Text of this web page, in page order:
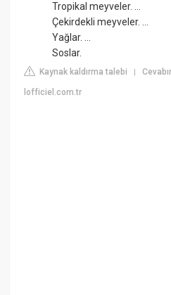
Tropikal meyveler. ...
Çekirdekli meyveler. ...
Yağlar. ...
Soslar.
Kaynak kaldırma talebi |
lofficiel.com.tr